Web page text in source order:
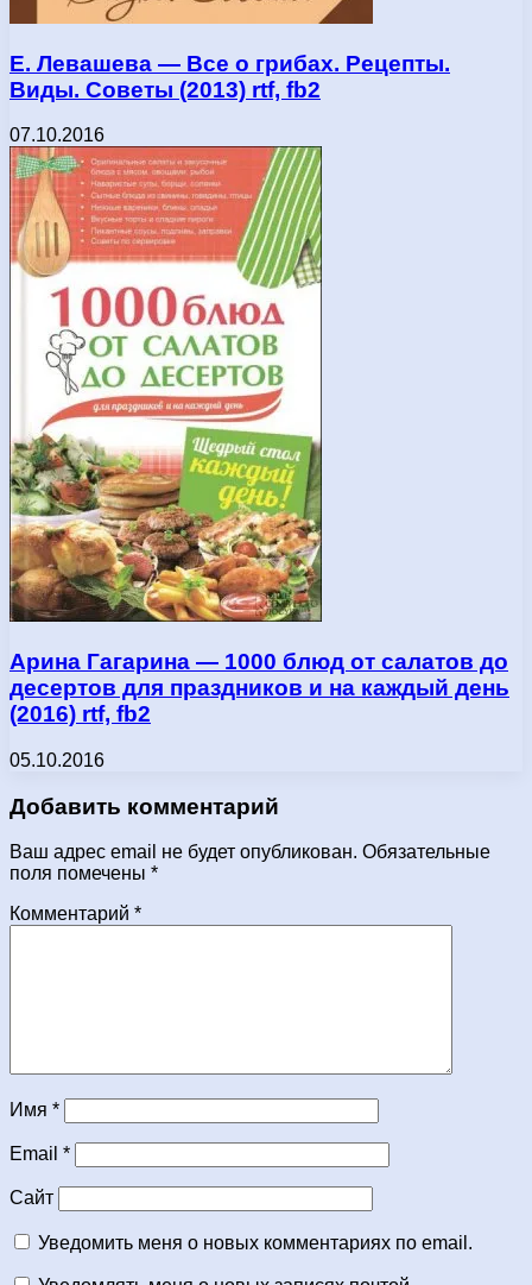
Е. Левашева — Все о грибах. Рецепты.
Виды. Советы (2013) rtf, fb2
07.10.2016
Арина Гагарина — 1000 блюд от салатов до
десертов для праздников и на каждый день
(2016) rtf, fb2
05.10.2016
Добавить комментарий
Ваш адрес email не будет опубликован. Обязательные
поля помечены *
Комментарий *
Имя *
Email *
Сайт
Уведомить меня о новых комментариях по email.